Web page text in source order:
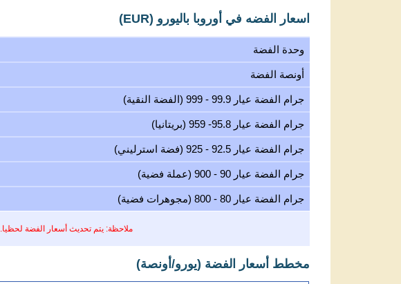
اسعار الفضه في أوروبا باليورو (EUR)
وحدة الفضة
ملاحظة: يتم تحديث أسعار الفضة لحظيا.
أونصة الفضة
جرام الفضة عيار 99.9 - 999 (الفضة النقية)
جرام الفضة عيار 95.8- 959 (بريتانيا)
جرام الفضة عيار 92.5 - 925 (فضة استرليني)
جرام الفضة عيار 90 - 900 (عملة فضية)
جرام الفضة عيار 80 - 800 (مجوهرات فضية)
مخطط أسعار الفضة (يورو/أونصة)